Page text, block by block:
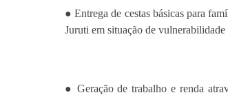
● Entrega de cestas básicas para
Juruti em situação de
● Geração de trabalho e renda